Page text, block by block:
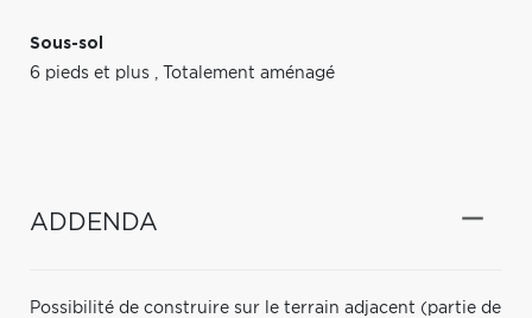
Sous-sol
6 pieds et plus , Totalement aménagé
ADDENDA
Possibilité de construire sur le terrain adjacent (partie de